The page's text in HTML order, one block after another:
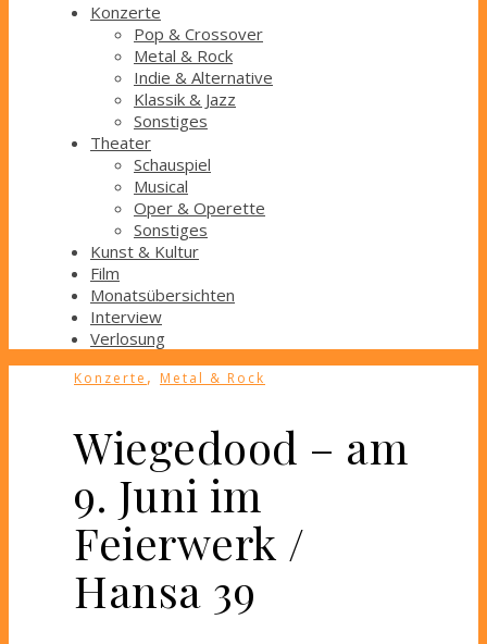
Konzerte
Pop & Crossover
Metal & Rock
Indie & Alternative
Klassik & Jazz
Sonstiges
Theater
Schauspiel
Musical
Oper & Operette
Sonstiges
Kunst & Kultur
Film
Monatsübersichten
Interview
Verlosung
Konzerte , Metal & Rock
Wiegedood – am
9. Juni im
Feierwerk /
Hansa 39